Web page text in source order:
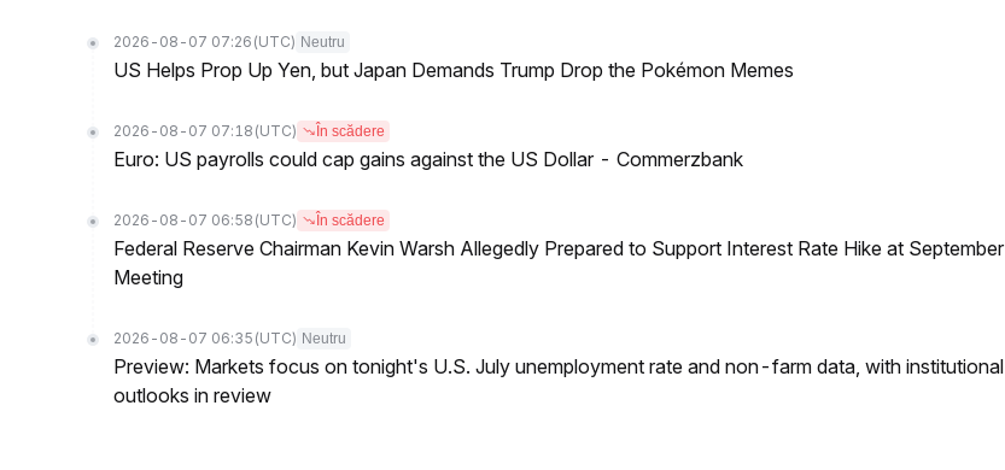
2026-08-07 07:26 (UTC) Neutru
US Helps Prop Up Yen, but Japan Demands Trump Drop the Pokémon Memes
2026-08-07 07:18 (UTC) În scădere
Euro: US payrolls could cap gains against the US Dollar - Commerzbank
2026-08-07 06:58 (UTC) În scădere
Federal Reserve Chairman Kevin Warsh Allegedly Prepared to Support Interest Rate Hike at September
Meeting
2026-08-07 06:35 (UTC) Neutru
Preview: Markets focus on tonight's U.S. July unemployment rate and non-farm data, with institutional
outlooks in review